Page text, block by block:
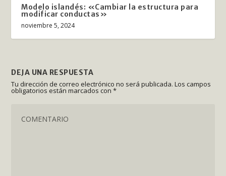
Modelo islandés: «Cambiar la estructura para
modificar conductas»
noviembre 5, 2024
DEJA UNA RESPUESTA
Tu dirección de correo electrónico no será publicada. Los campos
obligatorios están marcados con*